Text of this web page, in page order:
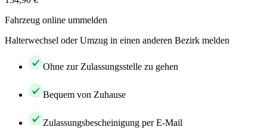
Fahrzeug online ummelden
Halterwechsel oder Umzug in einen anderen Bezirk melden
Ohne zur Zulassungsstelle zu gehen
Bequem von Zuhause
Zulassungsbescheinigung per E-Mail